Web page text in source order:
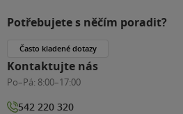
Potřebujete s něčím poradit?
Často kladené dotazy
Kontaktujte nás
Po–Pá: 8:00–17:00
542 220 320